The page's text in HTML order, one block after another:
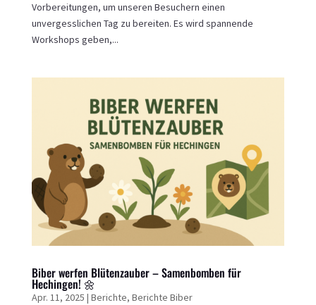
Vorbereitungen, um unseren Besuchern einen
unvergesslichen Tag zu bereiten. Es wird spannende
Workshops geben,...
Biber werfen Blütenzauber – Samenbomben für
Hechingen! 🌼
Apr. 11, 2025 | Berichte, Berichte Biber